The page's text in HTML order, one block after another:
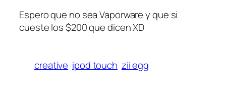
Espero que no sea Vaporware y que si
cueste los $200 que dicen XD
creative ipod touch zii egg